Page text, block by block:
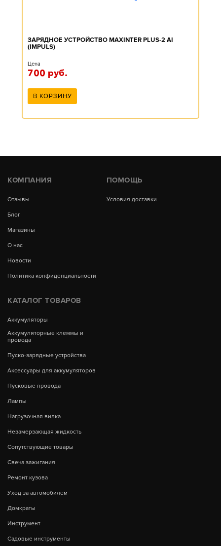
ЗАРЯДНОЕ УСТРОЙСТВО MAXINTER PLUS-2 AI
(IMPULS)
Цена
700 руб.
В КОРЗИНУ
КОМПАНИЯ
Отзывы
Блог
Магазины
О нас
Новости
Политика конфиденциальности
ПОМОЩЬ
Условия доставки
КАТАЛОГ ТОВАРОВ
Аккумуляторы
Аккумуляторные клеммы и
провода
Пуско-зарядные устройства
Аксессуары для аккумуляторов
Пусковые провода
Лампы
Нагрузочная вилка
Незамерзающая жидкость
Сопутствующие товары
Свеча зажигания
Ремонт кузова
Уход за автомобилем
Домкраты
Инструмент
Садовые инструменты